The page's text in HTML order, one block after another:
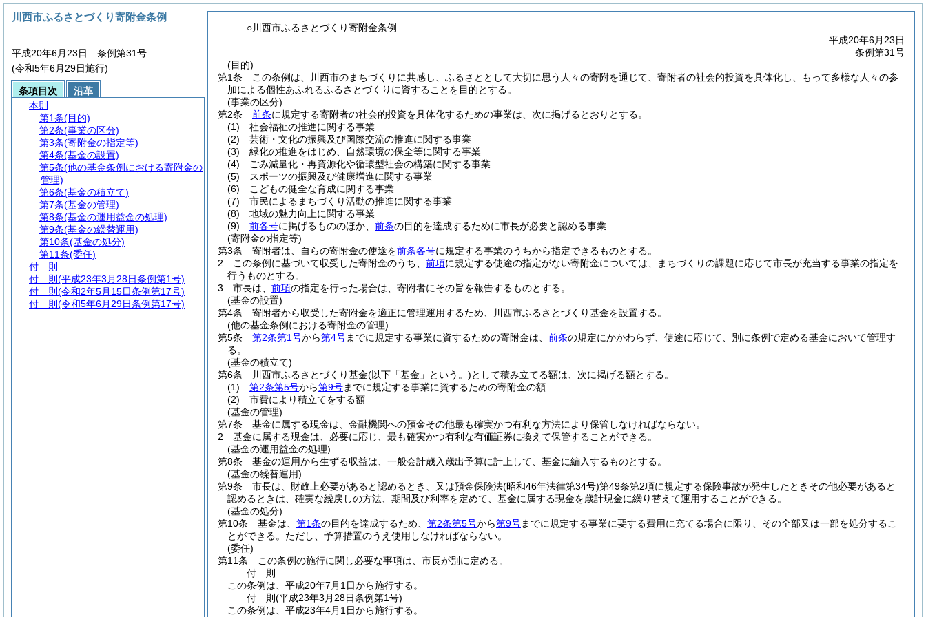
○川西市ふるさとづくり寄附金条例
平成20年6月23日
条例第31号
(目的)
第1条
この条例は、川西市のまちづくりに共感し、ふるさととして大切に思う人々の寄附を通じて、寄附者の社会的投資を具体化し、もって多様な人々の参
加による個性あふれるふるさとづくりに資することを目的とする。
(事業の区分)
第2条
前条に規定する寄附者の社会的投資を具体化するための事業は、次に掲げるとおりとする。
(1)
社会福祉の推進に関する事業
(2)
芸術・文化の振興及び国際交流の推進に関する事業
(3)
緑化の推進をはじめ、自然環境の保全等に関する事業
(4)
ごみ減量化・再資源化や循環型社会の構築に関する事業
(5)
スポーツの振興及び健康増進に関する事業
(6)
こどもの健全な育成に関する事業
(7)
市民によるまちづくり活動の推進に関する事業
(8)
地域の魅力向上に関する事業
(9)
前各号に掲げるもののほか、 前条の目的を達成するために市長が必要と認める事業
(寄附金の指定等)
第3条
寄附者は、自らの寄附金の使途を前条各号に規定する事業のうちから指定できるものとする。
2
この条例に基づいて収受した寄附金のうち、 前項に規定する使途の指定がない寄附金については、まちづくりの課題に応じて市長が充当する事業の指定を
行うものとする。
3
市長は、 前項の指定を行った場合は、寄附者にその旨を報告するものとする。
(基金の設置)
第4条
寄附者から収受した寄附金を適正に管理運用するため、川西市ふるさとづくり基金を設置する。
(他の基金条例における寄附金の管理)
第5条
第2条第1号から第4号までに規定する事業に資するための寄附金は、 前条の規定にかかわらず、使途に応じて、別に条例で定める基金において管理す
る。
(基金の積立て)
第6条
川西市ふるさとづくり基金(以下「基金」という。)として積み立てる額は、次に掲げる額とする。
(1)
第2条第5号から第9号までに規定する事業に資するための寄附金の額
(2)
市費により積立てをする額
(基金の管理)
第7条
基金に属する現金は、金融機関への預金その他最も確実かつ有利な方法により保管しなければならない。
2
基金に属する現金は、必要に応じ、最も確実かつ有利な有価証券に換えて保管することができる。
(基金の運用益金の処理)
第8条
基金の運用から生ずる収益は、一般会計歳入歳出予算に計上して、基金に編入するものとする。
(基金の繰替運用)
第9条
市長は、財政上必要があると認めるとき、又は預金保険法(昭和46年法律第34号)第49条第2項に規定する保険事故が発生したときその他必要があると
認めるときは、確実な繰戻しの方法、期間及び利率を定めて、基金に属する現金を歳計現金に繰り替えて運用することができる。
(基金の処分)
第10条
基金は、 第1条の目的を達成するため、 第2条第5号から第9号までに規定する事業に要する費用に充てる場合に限り、その全部又は一部を処分するこ
とができる。 ただし、予算措置のうえ使用しなければならない。
(委任)
第11条
この条例の施行に関し必要な事項は、市長が別に定める。
付 則
この条例は、平成20年7月1日から施行する。
付 則(平成23年3月28日条例第1号)
この条例は、平成23年4月1日から施行する。
川西市ふるさとづくり寄附金条例
平成20年6月23日 条例第31号
(令和5年6月29日施行)
条項目次
沿革
本則
第1条(目的)
第2条(事業の区分)
第3条(寄附金の指定等)
第4条(基金の設置)
第5条(他の基金条例における寄附金の
管理)
第6条(基金の積立て)
第7条(基金の管理)
第8条(基金の運用益金の処理)
第9条(基金の繰替運用)
第10条(基金の処分)
第11条(委任)
付 則
付 則 (平成23年3月28日条例第1号)
付 則 (令和2年5月15日条例第17号)
付 則 (令和5年6月29日条例第17号)